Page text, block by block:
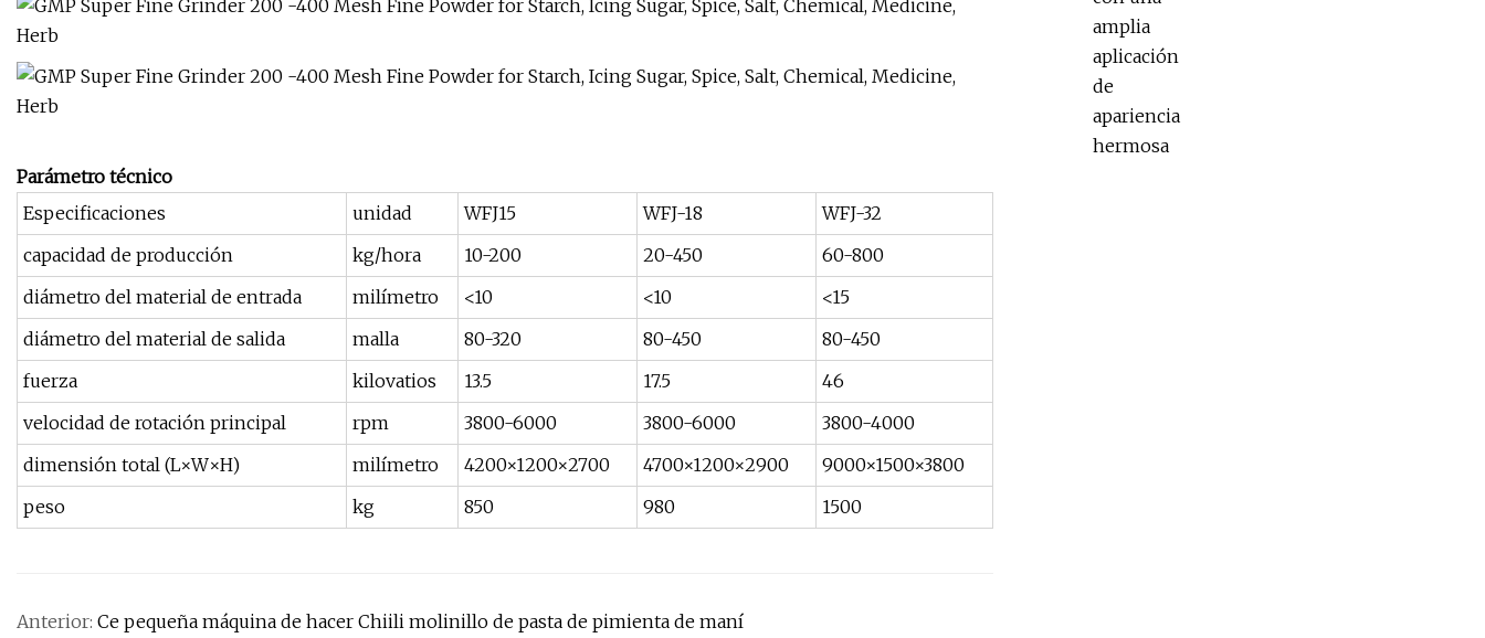
Parámetro técnico
Especificaciones
unidad WFJ15 WFJ-18
WFJ-32
capacidad de producción
kg/hora 10-200 20-450
60-800
diámetro del material de entrada
milímetro <10 <10
<15
diámetro del material de salida
malla 80-320 80-450
80-450
fuerza
kilovatios 13.5 17.5
46
velocidad de rotación principal
rpm 3800-6000 3800-6000
3800-4000
dimensión total (L×W×H)
milímetro 4200×1200×2700 4700×1200×2900
9000×1500×3800
peso
kg 850 980 1500
Anterior: Ce pequeña máquina de hacer Chiili molinillo de pasta de pimienta de maní